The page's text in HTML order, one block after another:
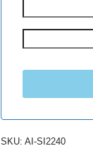
SKU: AI-SI2240